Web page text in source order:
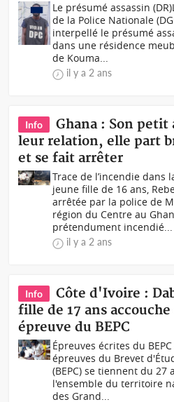
Le présumé assassin
de la Police Nationale
interpellé le présumé
dans une résidence
de Kouma...
il y a 2 ans
Info
Ghana : Son
leur relation, elle part
et se fait arrêter
Trace de l’incendie dans
jeune fille de 16 ans,
arrêtée par la police de
région du Centre au
prétendument incendié...
il y a 2 ans
Info
Côte d'Ivoire :
fille de 17 ans
épreuve du BEPC
Épreuves écrites du
épreuves du Brevet
(BEPC) se tiennent du 27
l'ensemble du territoire
des Grand...